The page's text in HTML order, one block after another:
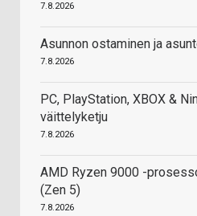
7.8.2026
Asunnon ostaminen ja
7.8.2026
PC, PlayStation, XBOX &
väittelyketju
7.8.2026
AMD Ryzen 9000 -
(Zen 5)
7.8.2026